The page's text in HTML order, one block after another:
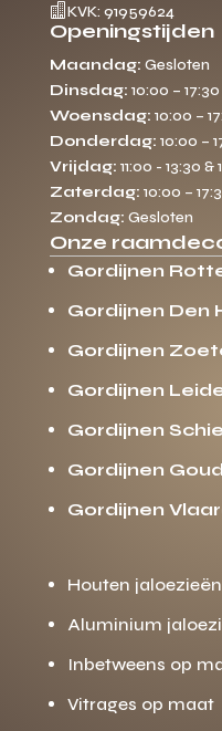
 KVK: 91959624
Openingstijden
Maandag: Gesloten
Dinsdag: 10:00 –
Woensdag: 10:00 –
Donderdag: 10:00 –
Vrijdag: 11:00 - 13:30
Zaterdag: 10:00 –
Zondag: Gesloten
Onze
Gordijnen
Gordijnen Den
Gordijnen
Gordijnen
Gordijnen
Gordijnen
Gordijnen
Houten
Aluminium
Inbetweens op
Vitrages op maat